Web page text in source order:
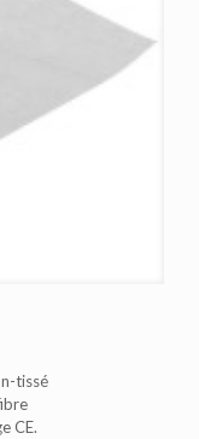
tissé
CE.